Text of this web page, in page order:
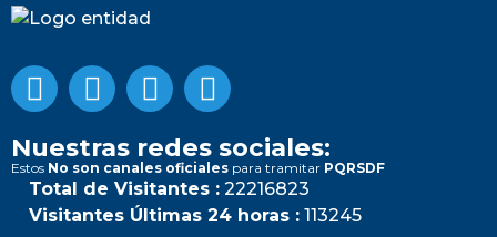
Nuestras redes sociales:
Estos No son canales oficiales para tramitar PQRSDF
Total de Visitantes : 22216823
Visitantes Últimas 24 horas : 113245